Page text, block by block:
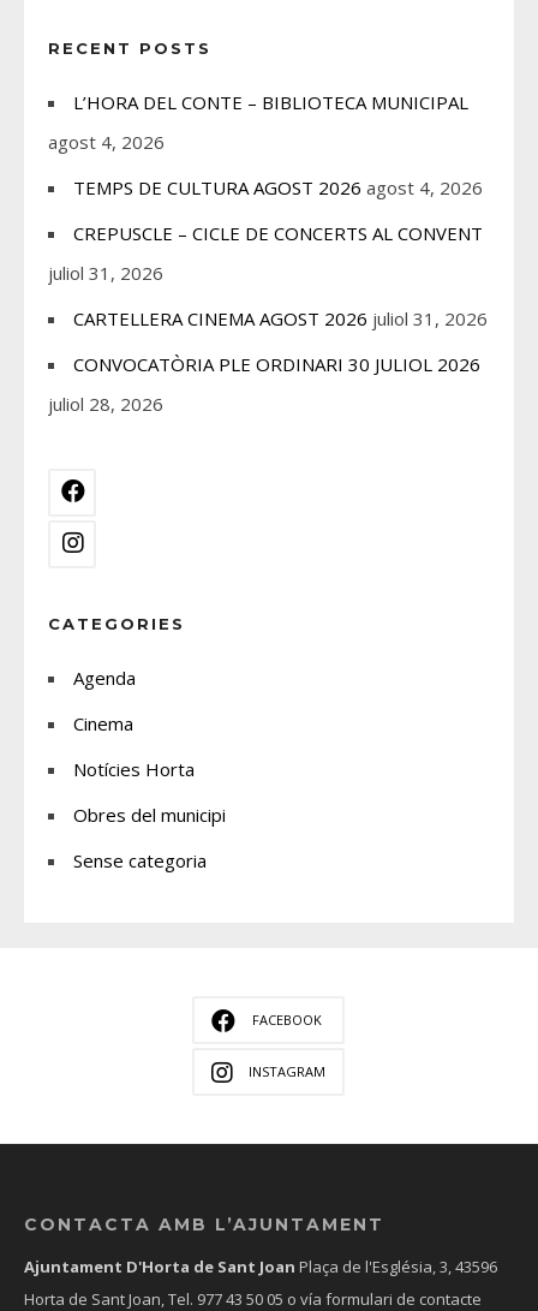
RECENT POSTS
L’HORA DEL CONTE – BIBLIOTECA MUNICIPAL
agost 4, 2026
TEMPS DE CULTURA AGOST 2026 agost 4, 2026
CREPUSCLE – CICLE DE CONCERTS AL CONVENT
juliol 31, 2026
CARTELLERA CINEMA AGOST 2026 juliol 31, 2026
CONVOCATÒRIA PLE ORDINARI 30 JULIOL 2026
juliol 28, 2026
CATEGORIES
Agenda
Cinema
Notícies Horta
Obres del municipi
Sense categoria
FACEBOOK
INSTAGRAM
CONTACTA AMB L’AJUNTAMENT
Ajuntament D'Horta de Sant Joan Plaça de l'Església, 3, 43596
Horta de Sant Joan, Tel. 977 43 50 05 o vía formulari de contacte